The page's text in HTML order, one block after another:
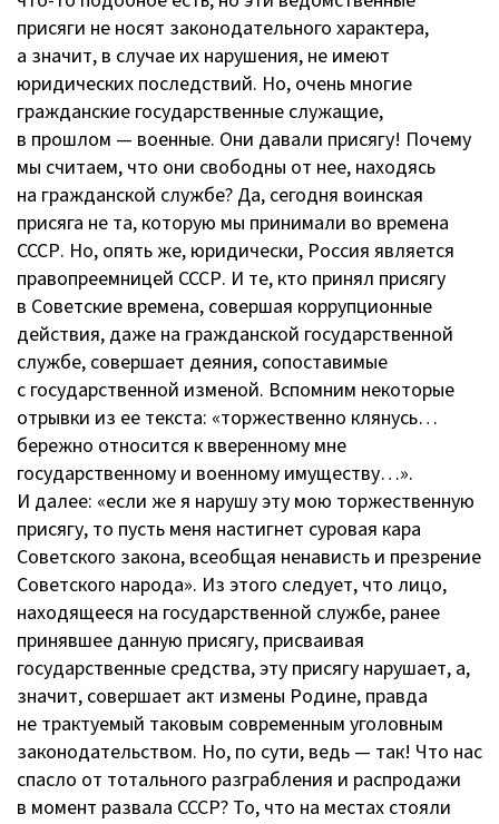
присяги не носят законодательного характера,
а значит, в случае их нарушения, не имеют
юридических последствий. Но, очень многие
гражданские государственные служащие,
в прошлом — военные. Они давали присягу! Почему
мы считаем, что они свободны от нее, находясь
на гражданской службе? Да, сегодня воинская
присяга не та, которую мы принимали во времена
СССР. Но, опять же, юридически, Россия является
правопреемницей СССР. И те, кто принял присягу
в Советские времена, совершая коррупционные
действия, даже на гражданской государственной
службе, совершает деяния, сопоставимые
с государственной изменой. Вспомним некоторые
отрывки из ее текста: «торжественно клянусь…
бережно относится к вверенному мне
государственному и военному имуществу…».
И далее: «если же я нарушу эту мою торжественную
присягу, то пусть меня настигнет суровая кара
Советского закона, всеобщая ненависть и презрение
Советского народа». Из этого следует, что лицо,
находящееся на государственной службе, ранее
принявшее данную присягу, присваивая
государственные средства, эту присягу нарушает, а,
значит, совершает акт измены Родине, правда
не трактуемый таковым современным уголовным
законодательством. Но, по сути, ведь — так! Что нас
спасло от тотального разграбления и распродажи
в момент развала СССР? То, что на местах стояли